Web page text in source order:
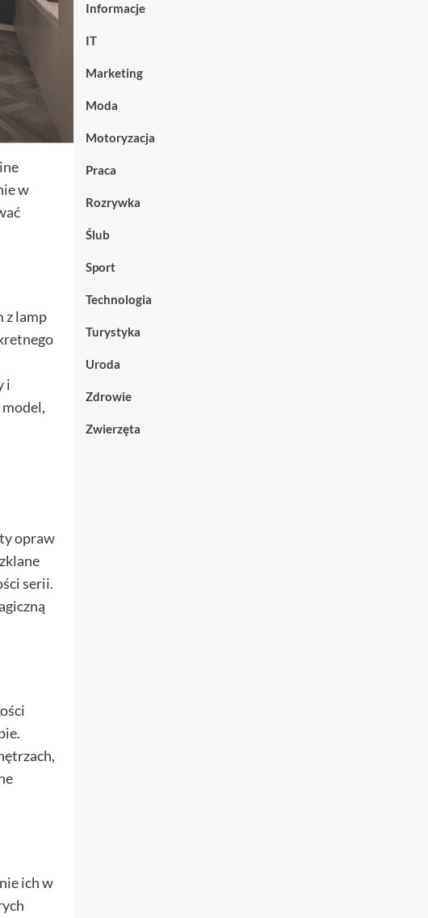
w
z lamp
i
opraw
serii.
ich w
Informacje
IT
Marketing
Moda
Motoryzacja
Praca
Rozrywka
Ślub
Sport
Technologia
Turystyka
Uroda
Zdrowie
Zwierzęta